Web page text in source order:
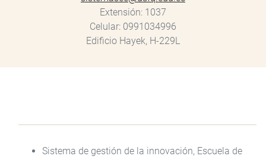
Extensión 1037
Celular 0991034996
Edificio Hayek, H-229L
Sistema de gestión de la innovación, Escuela de